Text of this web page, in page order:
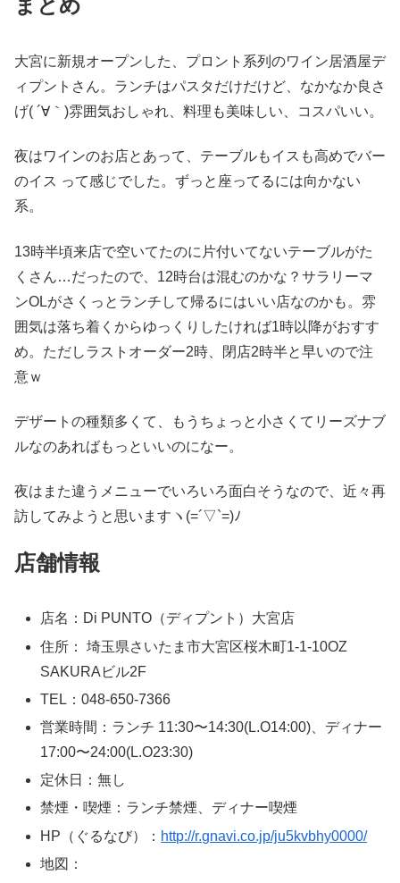
まとめ
大宮に新規オープンした、プロント系列のワイン居酒屋デ
ィプントさん。ランチはパスタだけだけど、なかなか良さ
げ( ´∀｀)雰囲気おしゃれ、料理も美味しい、コスパいい。
夜はワインのお店とあって、テーブルもイスも高めでバー
のイス って感じでした。ずっと座ってるには向かない
系。
13時半頃来店で空いてたのに片付いてないテーブルがた
くさん…だったので、12時台は混むのかな？サラリーマ
ンOLがさくっとランチして帰るにはいい店なのかも。雰
囲気は落ち着くからゆっくりしたければ1時以降がおすす
め。ただしラストオーダー2時、閉店2時半と早いので注
意ｗ
デザートの種類多くて、もうちょっと小さくてリーズナブ
ルなのあればもっといいのになー。
夜はまた違うメニューでいろいろ面白そうなので、近々再
訪してみようと思いますヽ(=´▽`=)ﾉ
店舗情報
店名：Di PUNTO（ディプント）大宮店
住所： 埼玉県さいたま市大宮区桜木町1-1-10OZ
SAKURAビル2F
TEL：048-650-7366
営業時間：ランチ 11:30〜14:30(L.O14:00)、ディナー
17:00〜24:00(L.O23:30)
定休日：無し
禁煙・喫煙：ランチ禁煙、ディナー喫煙
HP（ぐるなび）： http://r.gnavi.co.jp/ju5kvbhy0000/
地図：